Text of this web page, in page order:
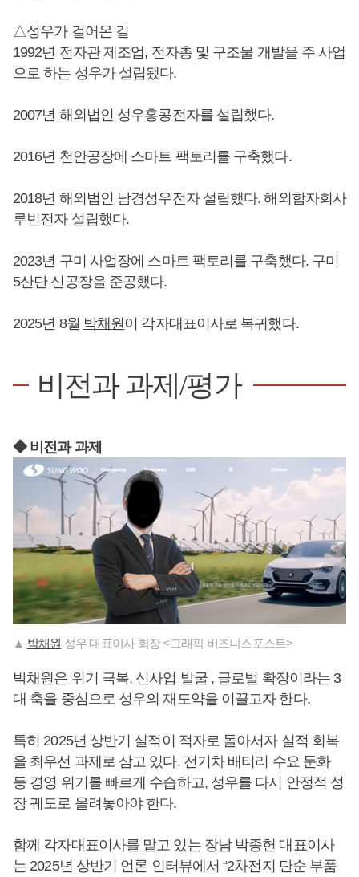
△성우가 걸어온 길
1992년 전자관 제조업, 전자총 및 구조물 개발을 주 사업
으로 하는 성우가 설립됐다.
2007년 해외법인 성우홍콩전자를 설립했다.
2016년 천안공장에 스마트 팩토리를 구축했다.
2018년 해외법인 남경성우전자 설립했다. 해외합자회사
루빈전자 설립했다.
2023년 구미 사업장에 스마트 팩토리를 구축했다. 구미
5산단 신공장을 준공했다.
2025년 8월 박채원이 각자대표이사로 복귀했다.
비전과 과제/평가
◆ 비전과 과제
▲ 박채원 성우 대표이사 회장 <그래픽 비즈니스포스트>
박채원은 위기 극복, 신사업 발굴 , 글로벌 확장이라는 3
대 축을 중심으로 성우의 재도약을 이끌고자 한다.
특히 2025년 상반기 실적이 적자로 돌아서자 실적 회복
을 최우선 과제로 삼고 있다. 전기차 배터리 수요 둔화
등 경영 위기를 빠르게 수습하고, 성우를 다시 안정적 성
장 궤도로 올려놓아야 한다.
함께 각자대표이사를 맡고 있는 장남 박종헌 대표이사
는 2025년 상반기 언론 인터뷰에서 “2차전지 단순 부품